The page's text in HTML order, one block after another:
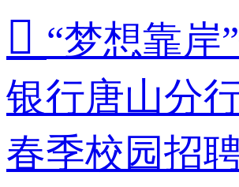
 “梦想靠岸
银行唐山分
春季校园招